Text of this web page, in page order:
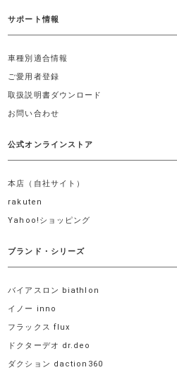
サポート情報
車種別適合情報
ご愛用者登録
取扱説明書ダウンロード
お問い合わせ
公式オンラインストア
本店（自社サイト）
rakuten
Yahoo!ショッピング
ブランド・シリーズ
バイアスロン biathlon
イノー inno
フラックス flux
ドクターデオ dr.deo
ダクション daction360